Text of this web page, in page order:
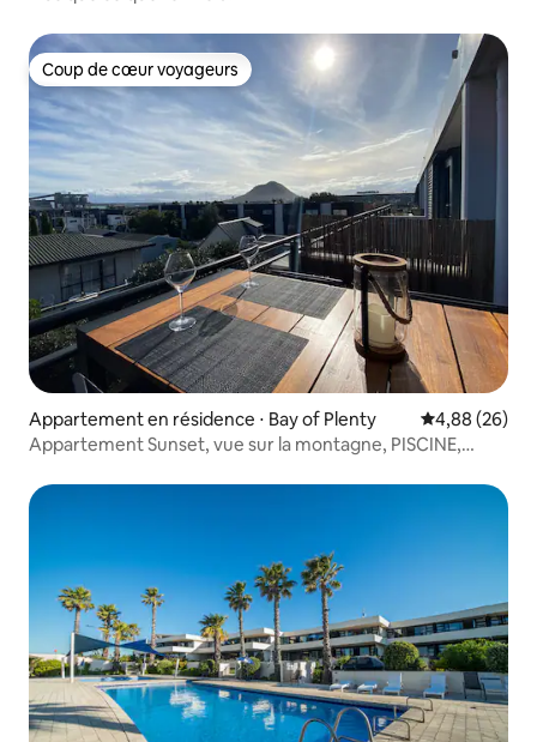
Coup de cœur voyageurs
Coup de cœur voyageurs
Appartement en résidence ⋅ Bay of Plenty Évaluation
4,88 (26)
Appartement Sunset, vue sur la montagne, PISCINE,